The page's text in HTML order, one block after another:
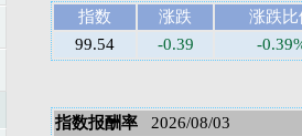
指数 涨跌
涨跌比
99.54
-0.39 -
指数报酬率 2026/08/03